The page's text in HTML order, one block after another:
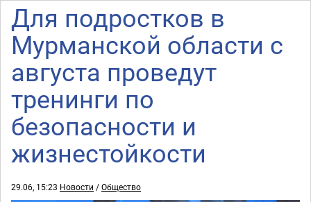
Для подростков в
Мурманской области с
августа проведут
тренинги по
безопасности и
жизнестойкости
29.06, 15:23 Новости /Общество